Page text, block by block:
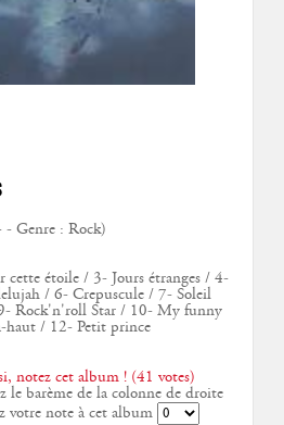
Genre : Rock)
cette étoile / 3- Jours étranges / 4-
/ 6- Crepuscule / 7- Soleil
Rock'n'roll Star / 10- My funny
/ 12- Petit prince
notez cet album ! (41 votes)
le barème de la colonne de droite
votre note à cet album